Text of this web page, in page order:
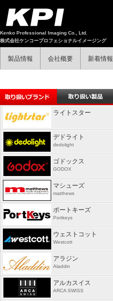
Kenko Professional Imaging Co., Ltd.
株式会社ケンコープロフェショナルイメージング
製品情報 会社概要 新着情報
ライトスター
デドライト
dedolight
ゴドックス
GODOX
マシューズ
matthews
ポートキーズ
Portkeys
ウェストコット
Westcott
アラジン
Aladdin
アルカスイス
ARCA SWISS